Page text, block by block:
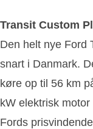
Transit Custom
Den helt nye Ford
snart i Danmark.
køre op til 56 km
kW elektrisk
Fords